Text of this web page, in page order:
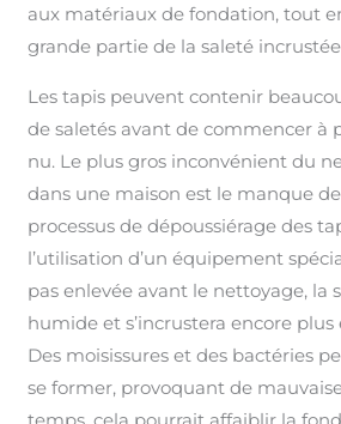
aux matériaux de fondation, tout
grande partie de la saleté
Les tapis peuvent contenir
de saletés avant de commencer à
nu. Le plus gros inconvénient du
dans une maison est le manque
processus de dépoussiérage des
l’utilisation d’un équipement
pas enlevée avant le nettoyage, la
humide et s’incrustera encore
Des moisissures et des bactéries
se former, provoquant de